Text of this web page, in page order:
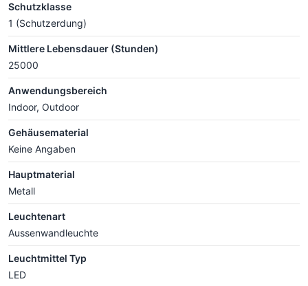
Schutzklasse
1 (Schutzerdung)
Mittlere Lebensdauer (Stunden)
25000
Anwendungsbereich
Indoor, Outdoor
Gehäusematerial
Keine Angaben
Hauptmaterial
Metall
Leuchtenart
Aussenwandleuchte
Leuchtmittel Typ
LED